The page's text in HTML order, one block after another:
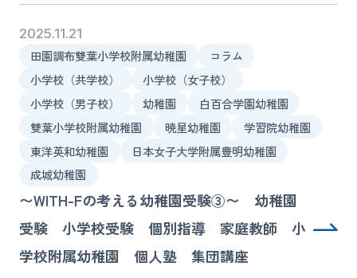
2025.11.21
田園調布雙葉小学校附属幼稚園
コラム
小学校（共学校）
小学校（女子校）
小学校（男子校）
幼稚園
白百合学園幼稚園
雙葉小学校附属幼稚園
暁星幼稚園
学習院幼稚園
東洋英和幼稚園
日本女子大学附属豊明幼稚園
成城幼稚園
〜WITH-Fの考える幼稚園受験③〜 幼稚園
受験 小学校受験 個別指導 家庭教師 小
学校附属幼稚園 個人塾 集団講座